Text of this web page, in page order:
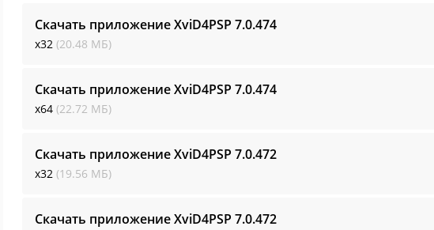
Скачать приложение XviD4PSP 7.0.474
x32 (20.48 МБ)
Скачать приложение XviD4PSP 7.0.474
x64 (22.72 МБ)
Скачать приложение XviD4PSP 7.0.472
x32 (19.56 МБ)
Скачать приложение XviD4PSP 7.0.472